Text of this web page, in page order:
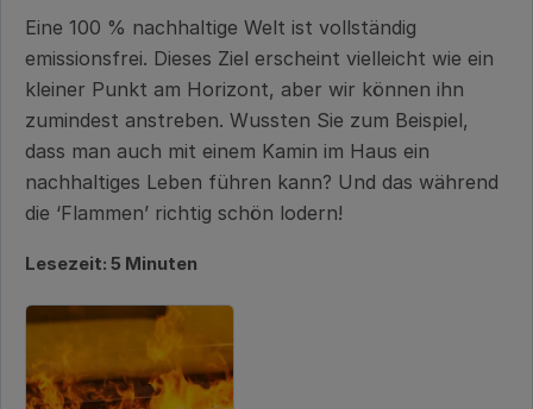
Eine 100 % nachhaltige Welt ist vollständig
emissionsfrei. Dieses Ziel erscheint vielleicht wie ein
kleiner Punkt am Horizont, aber wir können ihn
zumindest anstreben. Wussten Sie zum Beispiel,
dass man auch mit einem Kamin im Haus ein
nachhaltiges Leben führen kann? Und das während
die ‘Flammen’ richtig schön lodern!
Lesezeit: 5 Minuten